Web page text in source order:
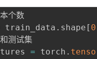
个数
train_data . shape [ 0
测试集
= torch .